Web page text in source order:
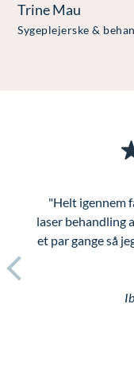
Trine Mau
Sygeplejerske &
"Helt igennem
laser behandling
et par gange så